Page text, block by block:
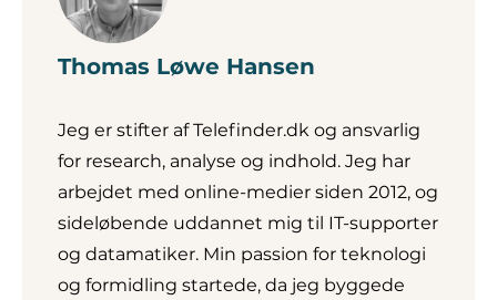
Thomas Løwe Hansen
Jeg er stifter af Telefinder.dk og ansvarlig
for research, analyse og indhold. Jeg har
arbejdet med online-medier siden 2012, og
sideløbende uddannet mig til IT-supporter
og datamatiker. Min passion for teknologi
og formidling startede, da jeg byggede